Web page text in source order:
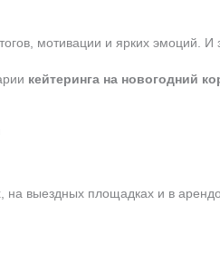
мотивации и ярких эмоций.
кейтеринга на новогодний
выездных площадках и в